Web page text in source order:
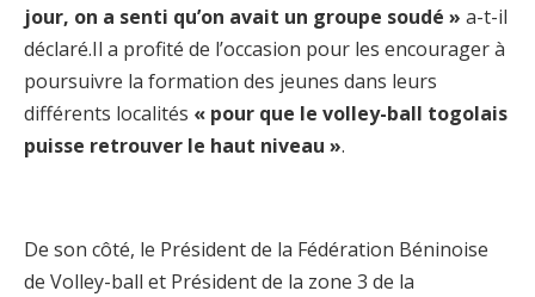
jour, on a senti qu’on avait un groupe soudé » a-t-il
déclaré.Il a profité de l’occasion pour les encourager à
poursuivre la formation des jeunes dans leurs
différents localités « pour que le volley-ball togolais
puisse retrouver le haut niveau ».
De son côté, le Président de la Fédération Béninoise
de Volley-ball et Président de la zone 3 de la